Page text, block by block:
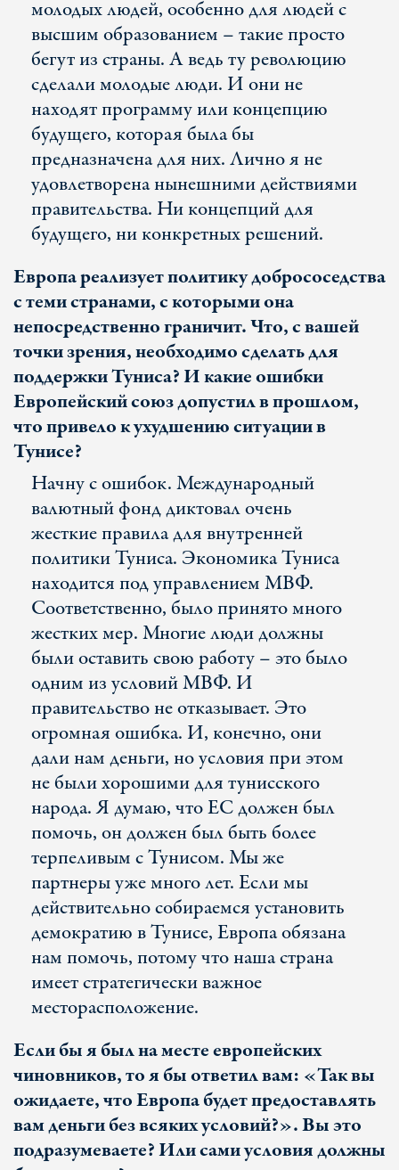
молодых людей, особенно для людей с
высшим образованием – такие просто
бегут из страны. А ведь ту революцию
сделали молодые люди. И они не
находят программу или концепцию
будущего, которая была бы
предназначена для них. Лично я не
удовлетворена нынешними действиями
правительства. Ни концепций для
будущего, ни конкретных решений.
Европа реализует политику добрососедства
с теми странами, с которыми она
непосредственно граничит. Что, с вашей
точки зрения, необходимо сделать для
поддержки Туниса? И какие ошибки
Европейский союз допустил в прошлом,
что привело к ухудшению ситуации в
Тунисе?
Начну с ошибок. Международный
валютный фонд диктовал очень
жесткие правила для внутренней
политики Туниса. Экономика Туниса
находится под управлением МВФ.
Соответственно, было принято много
жестких мер. Многие люди должны
были оставить свою работу – это было
одним из условий МВФ. И
правительство не отказывает. Это
огромная ошибка. И, конечно, они
дали нам деньги, но условия при этом
не были хорошими для тунисского
народа. Я думаю, что ЕС должен был
помочь, он должен был быть более
терпеливым с Тунисом. Мы же
партнеры уже много лет. Если мы
действительно собираемся установить
демократию в Тунисе, Европа обязана
нам помочь, потому что наша страна
имеет стратегически важное
месторасположение.
Если бы я был на месте европейских
чиновников, то я бы ответил вам: «Так вы
ожидаете, что Европа будет предоставлять
вам деньги без всяких условий?». Вы это
подразумеваете? Или сами условия должны